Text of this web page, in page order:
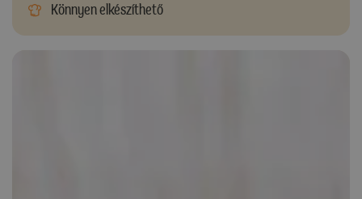
Könnyen elkészíthető